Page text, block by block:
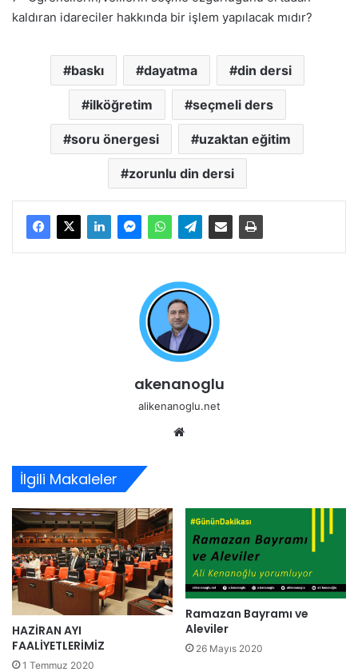
kaldıran idareciler hakkında bir işlem yapılacak mıdır?
baskı dayatma din dersi
ilköğretim seçmeli ders
soru önergesi uzaktan eğitim
zorunlu din dersi
akenanoglu
alikenanoglu.net
İlgili Makaleler
HAZİRAN AYI
FAALİYETLERİMİZ
1 Temmuz 2020
Ramazan Bayramı ve
Aleviler
26 Mayıs 2020